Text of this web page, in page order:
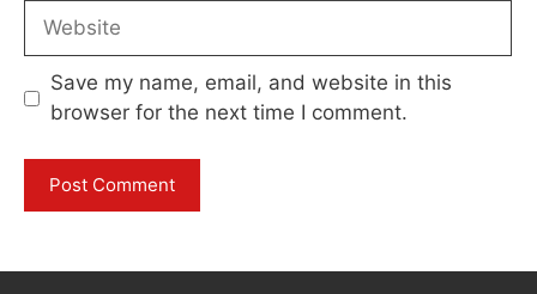
Website
Save my name, email, and website in this
browser for the next time I comment.